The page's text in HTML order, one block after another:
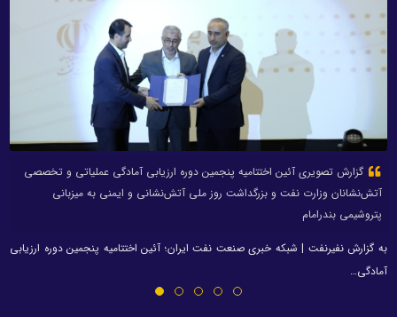
گزارش تصویری آئین اختتامیه پنجمین دوره ارزیابی آمادگی عملیاتی و تخصصی
آتش‌نشانان وزارت نفت و بزرگداشت روز ملی آتش‌نشانی و ایمنی به میزبانی
پتروشیمی بندرامام
به گزارش نفیرنفت | شبکه خبری صنعت نفت ایران؛ آئین اختتامیه پنجمین دوره ارزیابی
آمادگی…